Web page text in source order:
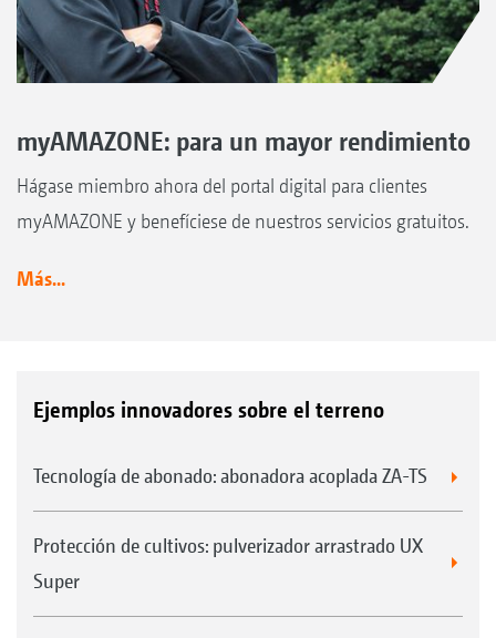
myAMAZONE: para un mayor rendimiento
Hágase miembro ahora del portal digital para clientes
myAMAZONE y benefíciese de nuestros servicios gratuitos.
Más...
Ejemplos innovadores sobre el terreno
Tecnología de abonado: abonadora acoplada ZA-TS
Protección de cultivos: pulverizador arrastrado UX
Super